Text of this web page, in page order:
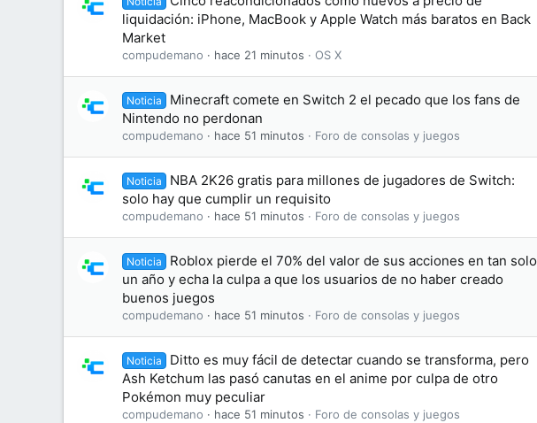
liquidación: iPhone, MacBook y Apple Watch más baratos en Back
Market
compudemano hace 21 minutos OS X
Noticia
Minecraft comete en Switch 2 el pecado que los fans de
Nintendo no perdonan
compudemano hace 51 minutos Foro de consolas y juegos
Noticia
NBA 2K26 gratis para millones de jugadores de Switch:
solo hay que cumplir un requisito
compudemano hace 51 minutos Foro de consolas y juegos
Noticia
Roblox pierde el 70% del valor de sus acciones en tan solo
un año y echa la culpa a que los usuarios de no haber creado
buenos juegos
compudemano hace 51 minutos Foro de consolas y juegos
Noticia
Ditto es muy fácil de detectar cuando se transforma, pero
Ash Ketchum las pasó canutas en el anime por culpa de otro
Pokémon muy peculiar
compudemano hace 51 minutos Foro de consolas y juegos